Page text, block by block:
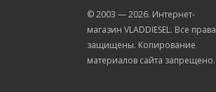
© 2003 —2026. Интернет-
магазин VLADDIESEL. Все права
защищены. Копирование
материалов сайта запрещено.